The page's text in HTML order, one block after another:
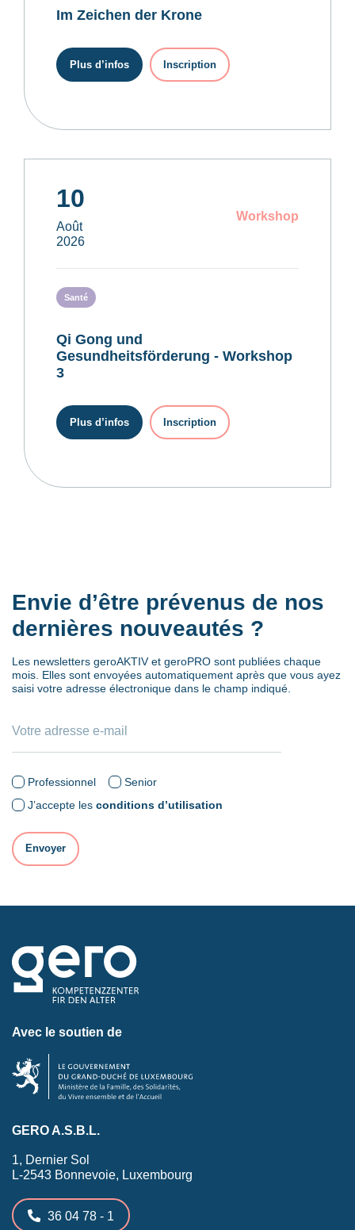
Im Zeichen der Krone
Plus d’infos Inscription
10
Août
2026
Workshop
Santé
Qi Gong und
Gesundheitsförderung - Workshop
3
Plus d’infos Inscription
Envie d’être prévenus de nos
dernières nouveautés ?
Les newsletters geroAKTIV et geroPRO sont publiées chaque
mois. Elles sont envoyées automatiquement après que vous ayez
saisi votre adresse électronique dans le champ indiqué.
Professionnel
Senior
J’accepte les conditions d’utilisation
Avec le soutien de
GERO A.S.B.L.
1, Dernier Sol
L-2543 Bonnevoie, Luxembourg
36 04 78 - 1